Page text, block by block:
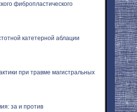
фибропластического
катетерной аблации
при травме магистральных
за и против